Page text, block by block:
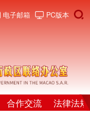
PC版本
电子邮箱
合作交流 法律法规